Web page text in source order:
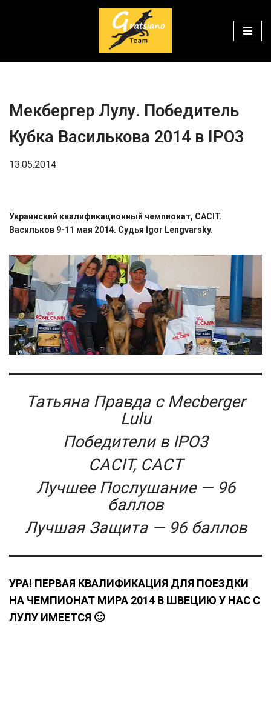
Мекбергер Лулу. Победитель
Кубка Василькова 2014 в IPO3
13.05.2014
Украинский квалификационный чемпионат, CACIT.
Васильков 9-11 мая 2014. Судья Igor Lengvarsky.
Татьяна Правда с Mecberger
Lulu
Победители в IPO3
CACIT, CACT
Лучшее Послушание — 96
баллов
Лучшая Защита — 96 баллов
УРА! ПЕРВАЯ КВАЛИФИКАЦИЯ ДЛЯ ПОЕЗДКИ
НА ЧЕМПИОНАТ МИРА 2014 В ШВЕЦИЮ У НАС С
ЛУЛУ ИМЕЕТСЯ 🙂